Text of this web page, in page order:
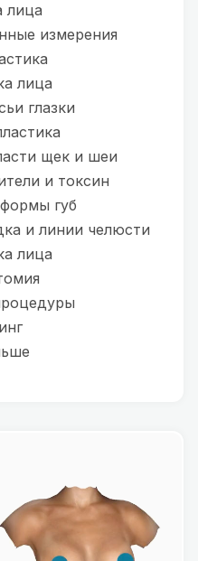
лица
измерения
лица
глазки
щек и шеи
и токсин
губ
и линии челюсти
лица